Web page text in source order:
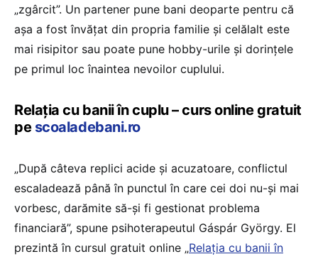
„zgârcit”. Un partener pune bani deoparte pentru că
așa a fost învățat din propria familie și celălalt este
mai risipitor sau poate pune hobby-urile și dorințele
pe primul loc înaintea nevoilor cuplului.
Relația cu banii în cuplu – curs online gratuit
pe scoaladebani.ro
„După câteva replici acide și acuzatoare, conflictul
escaladează până în punctul în care cei doi nu-și mai
vorbesc, darămite să-și fi gestionat problema
financiară”, spune psihoterapeutul Gáspár György. El
prezintă în cursul gratuit online „Relația cu banii în